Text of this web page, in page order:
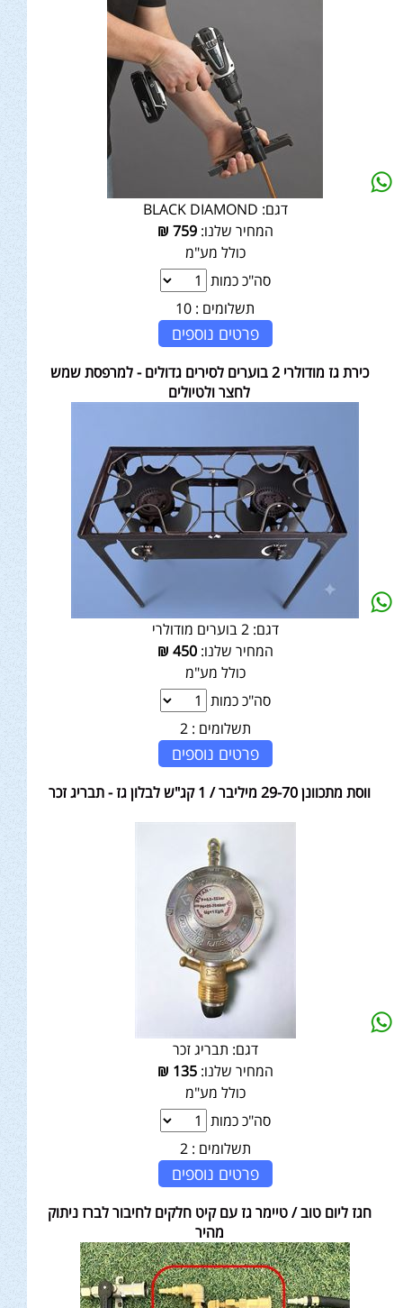
דגם: BLACK DIAMOND
המחיר שלנו:759
₪
כולל מע"מ
סה"כ כמות
תשלומים : 10
פרטים נוספים
כירת גז מודולרי 2 בוערים לסירים גדולים - למרפסת שמש
לחצר ולטיולים
דגם: 2 בוערים מודולרי
המחיר שלנו:450
₪
כולל מע"מ
סה"כ כמות
תשלומים : 2
פרטים נוספים
ווסת מתכוונן 29-70 מיליבר / 1 קג"ש לבלון גז - תבריג זכר
דגם: תבריג זכר
המחיר שלנו:135
₪
כולל מע"מ
סה"כ כמות
תשלומים : 2
פרטים נוספים
חגז ליום טוב / טיימר גז עם קיט חלקים לחיבור לברז ניתוק
מהיר